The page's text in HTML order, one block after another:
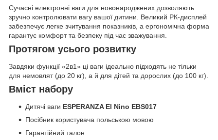
Сучасні електронні ваги для новонароджених дозволяють
зручно контролювати вагу вашої дитини. Великий РК-дисплей
забезпечує легке зчитування показників, а ергономічна форма
гарантує комфорт та безпеку під час зважування.
Протягом усього розвитку
Завдяки функції «2в1» ці ваги ідеально підходять не тільки
для немовлят (до 20 кг), а й для дітей та дорослих (до 100 кг).
Вміст набору
Дитячі ваги ESPERANZA El Nino EBS017
Посібник користувача польською мовою
Гарантійний талон